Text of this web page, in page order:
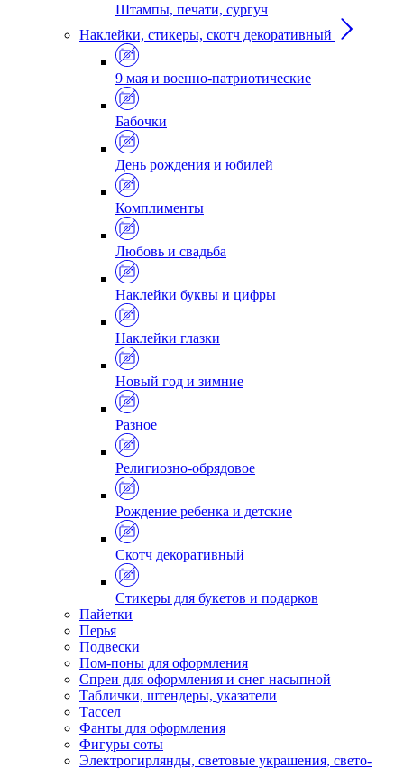
Штампы, печати, сургуч
Наклейки, стикеры, скотч декоративный
9 мая и военно-патриотические
Бабочки
День рождения и юбилей
Комплименты
Любовь и свадьба
Наклейки буквы и цифры
Наклейки глазки
Новый год и зимние
Разное
Религиозно-обрядовое
Рождение ребенка и детские
Скотч декоративный
Стикеры для букетов и подарков
Пайетки
Перья
Подвески
Пом-поны для оформления
Спреи для оформления и снег насыпной
Таблички, штендеры, указатели
Тассел
Фанты для оформления
Фигуры соты
Электрогирлянды, световые украшения, свето-